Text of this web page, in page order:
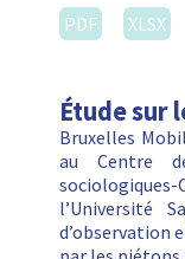
PDF
XLSX
Étude sur
Bruxelles
au Centre
l’Université
d’observation